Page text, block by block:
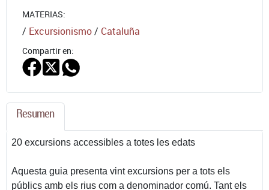
MATERIAS:
/ Excursionismo/ Cataluña
Compartir en:
Resumen
20 excursions accessibles a totes les edats
Aquesta guia presenta vint excursions per a tots els
públics amb els rius com a denominador comú. Tant els